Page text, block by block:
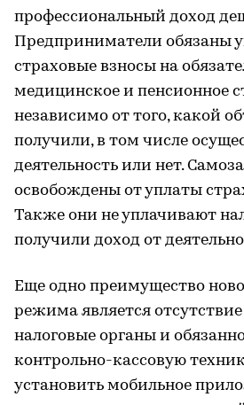
профессиональный доход
Предприниматели обязаны
страховые взносы на
медицинское и пенсионное
независимо от того, какой
получили, в том числе
деятельность или нет.
освобождены от уплаты
Также они не уплачивают
получили доход от
Еще одно преимущество
режима является
налоговые органы и
контрольно-кассовую
установить мобильное